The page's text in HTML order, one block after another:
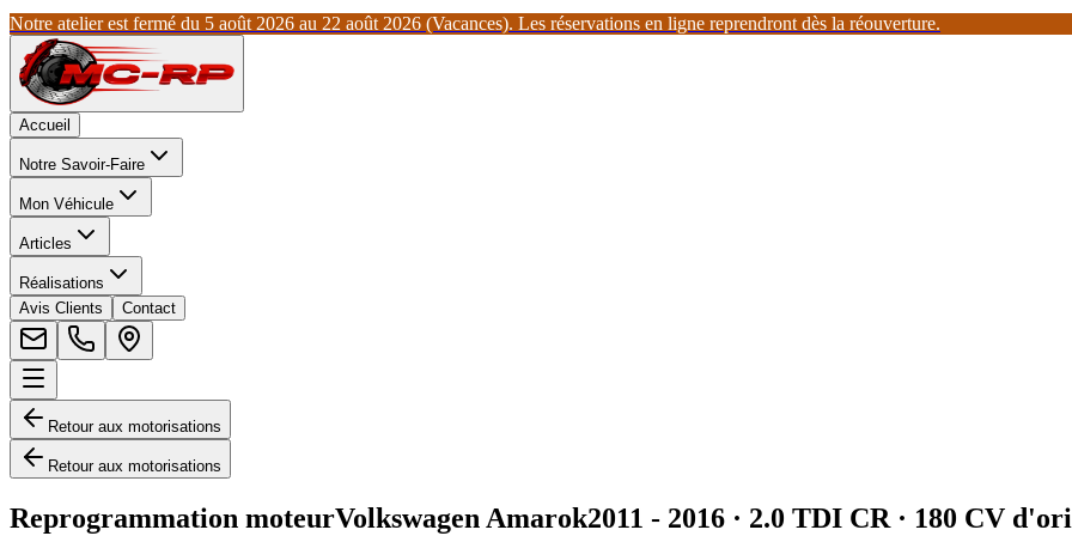
Notre atelier est fermé du 5 août 2026 au 22 août 2026 (Vacances). Les réservations en ligne reprendront dès la réouverture.
Accueil
Notre Savoir-Faire
Mon Véhicule
Articles
Réalisations
Avis Clients
Contact
Retour aux motorisations
Retour aux motorisations
Reprogrammation moteurVolkswagen Amarok2011 - 2016 · 2.0 TDI CR · 180 CV